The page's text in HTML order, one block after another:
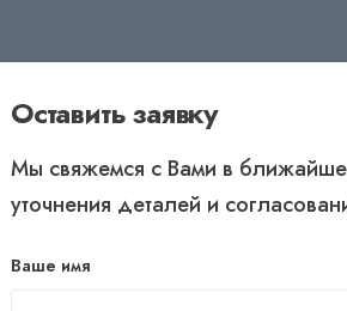
Оставить заявку
Мы свяжемся с Вами в
уточнения деталей и
Ваше имя